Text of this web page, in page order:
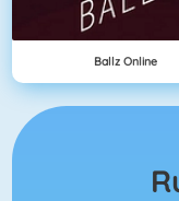
Ballz Online